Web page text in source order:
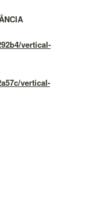
vertical-
vertical-